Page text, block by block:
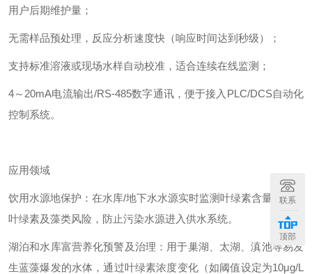
用户后期维护量；
无需样品预处理，反应分析速度快（响应时间达到秒级）；
支持标准溶液或现场水样自动校准，适合连续在线监测；
4～20mA电流输出/RS-485数字通讯，便于接入PLC/DCS自动化
控制系统。
应用领域
饮用水源地保护：在水库/地下水水源实时监测叶绿素含量，预警
叶绿素及藻类风险，防止污染水源进入供水系统。
湖泊和水库富营养化预警及治理：用于巢湖、太湖、滇池等易发
生蓝藻爆发的水体，通过叶绿素浓度变化（如阈值设定为10μg/L
联系
顶部